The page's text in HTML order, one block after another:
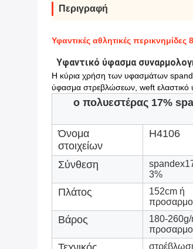
Περιγραφή
Υφαντικές αθλητικές
Υφαντικό ύφασμα
Η κύρια χρήση των υφασμάτων
ύφασμα στρεβλώσεων, weft ελαστικό
ο πολυεστέρας 17%
Όνομα
στοιχείων
H4106
Σύνθεση
3%
Πλάτος
152cm ή
Βάρος
180-260g/